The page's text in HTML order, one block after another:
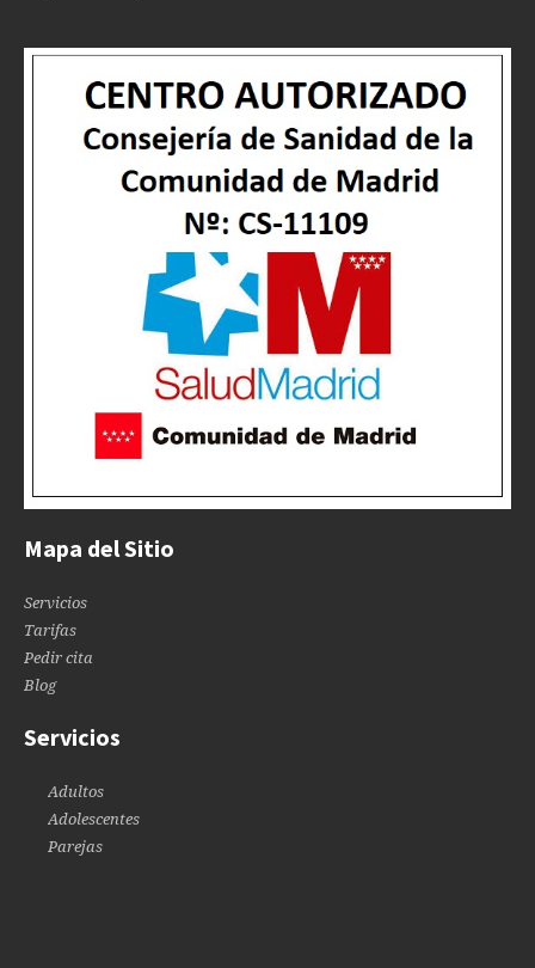
Mapa del Sitio
Servicios
Tarifas
Pedir cita
Blog
Servicios
Adultos
Adolescentes
Parejas